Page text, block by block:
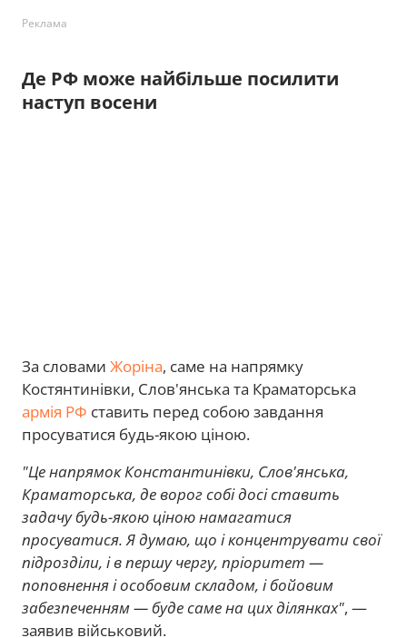
Реклама
Де РФ може найбільше посилити
наступ восени
За словами Жоріна, саме на напрямку
Костянтинівки, Слов'янська та Краматорська
армія РФ ставить перед собою завдання
просуватися будь-якою ціною.
"Це напрямок Константинівки, Слов'янська,
Краматорська, де ворог собі досі ставить
задачу будь-якою ціною намагатися
просуватися. Я думаю, що і концентрувати свої
підрозділи, і в першу чергу, пріоритет —
поповнення і особовим складом, і бойовим
забезпеченням — буде саме на цих ділянках", —
заявив військовий.